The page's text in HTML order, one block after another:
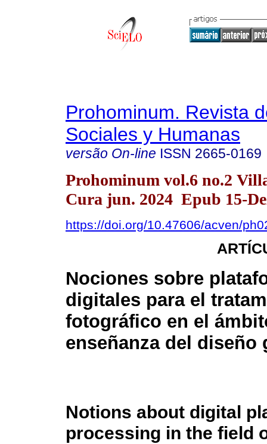
Prohominum. Revista
Sociales y Humanas
versão On-line ISSN 2665-0169
Prohominum vol.6 no.2
Cura jun. 2024 Epub 15-
https://doi.org/10.47606/acven/
Nociones sobre
digitales para el
fotográfico en el
enseñanza del diseño
Notions about digital
processing in the field